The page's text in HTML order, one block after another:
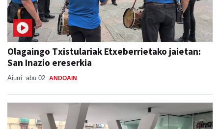
Olagaingo Txistulariak Etxeberrietako jaietan:
San Inazio ereserkia
Aiurri abu 02 ANDOAIN